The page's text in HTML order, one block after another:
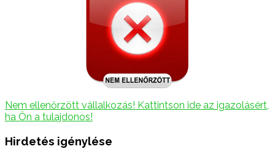
Nem ellenőrzött vállalkozás! Kattintson ide az igazolásért,
ha Ön a tulajdonos!
Hirdetés igénylése